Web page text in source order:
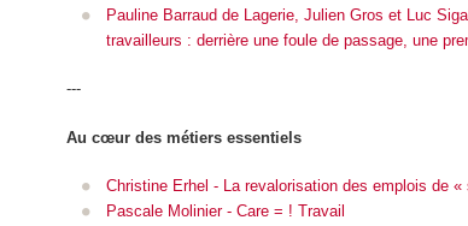
Pauline Barraud de Lagerie, Julien Gros et Luc
travailleurs : derrière une foule de passage, une
---
Au cœur des métiers essentiels
Christine Erhel - La revalorisation des emplois de
Pascale Molinier - Care = ! Travail